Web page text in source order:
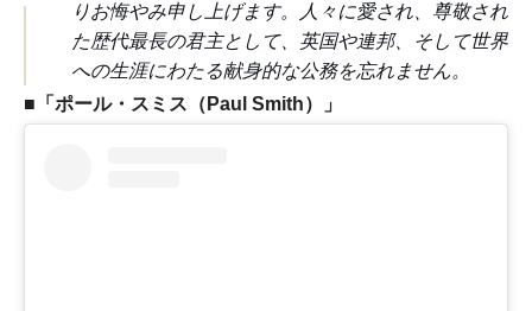
りお悔やみ申し上げます。人々に愛され、尊敬され
た歴代最長の君主として、英国や連邦、そして世界
への生涯にわたる献身的な公務を忘れません。
■ 「ポール・スミス（Paul Smith）」